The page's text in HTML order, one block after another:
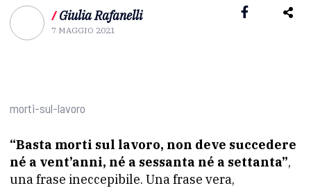
/Giulia Rafanelli
7 MAGGIO 2021
morti-sul-lavoro
“Basta morti sul lavoro, non deve succedere
né a vent’anni, né a sessanta né a settanta”,
una frase ineccepibile. Una frase vera,